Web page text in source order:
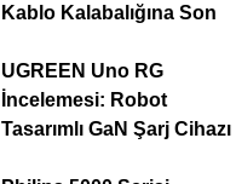
Kablo Kalabalığına Son
UGREEN Uno RG
İncelemesi: Robot
Tasarımlı GaN Şarj Cihazı